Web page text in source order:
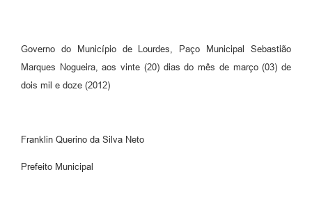
Governo do Município de Lourdes, Paço Municipal Sebastião
Marques Nogueira, aos vinte (20) dias do mês de março (03) de
dois mil e doze (2012)
Franklin Querino da Silva Neto
Prefeito Municipal